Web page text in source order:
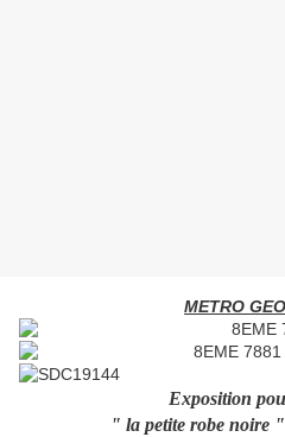
METRO
Exposition
" la petite robe noire